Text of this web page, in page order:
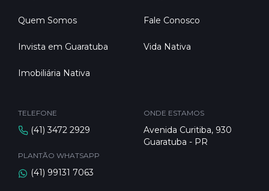
Quem Somos
Invista em Guaratuba
Imobiliária Nativa
Fale Conosco
Vida Nativa
TELEFONE
(41) 3472 2929
PLANTÃO WHATSAPP
(41) 99131 7063
ONDE ESTAMOS
Avenida Curitiba, 930
Guaratuba - PR